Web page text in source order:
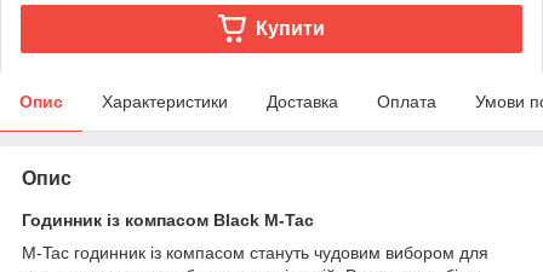
Купити
Опис Характеристики Доставка Оплата Умови
Опис
Годинник із компасом Black M-Tac
M-Tac годинник із компасом стануть чудовим вибором для